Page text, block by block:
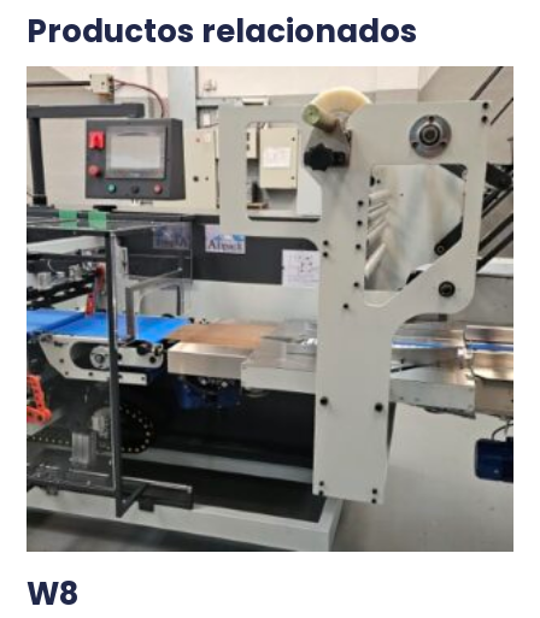
Productos relacionados
W8